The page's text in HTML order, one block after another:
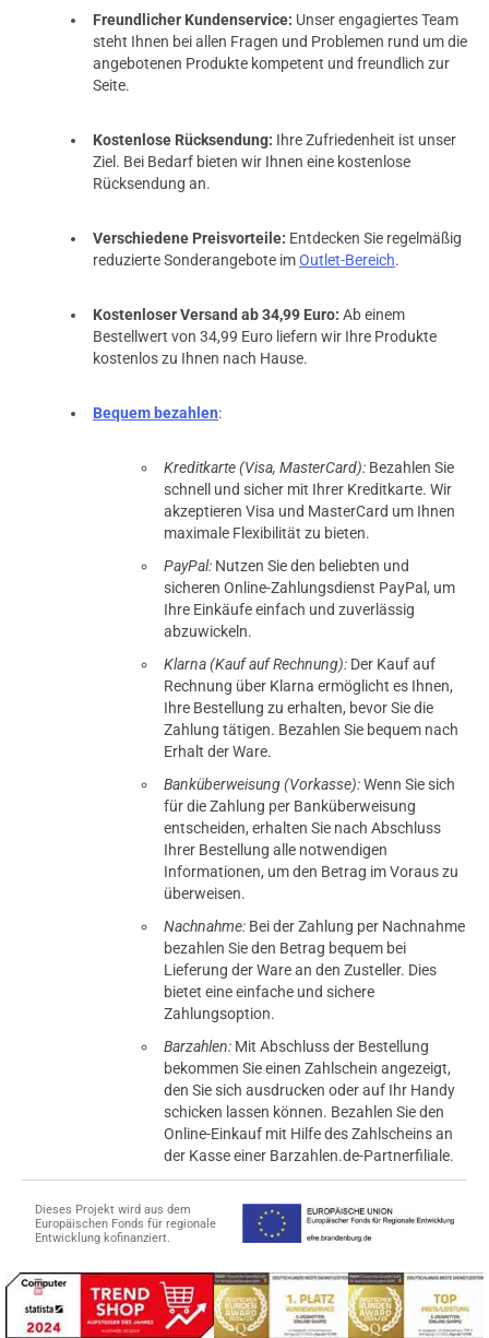
verifizierter Onlinekauf.
Die Bewertung erfolgte ohne Abgabe eines Kommentars
28.04.2025 — via Trustedshops.de
Jörg S.
Die Bewertung erfolgte ohne Abgabe eines Kommentars
10.04.2025 — viaTrustedshops.de
Martin B.
Die Bewertung erfolgte ohne Abgabe eines Kommentars
27.03.2025 — viaTrustedshops.de
verifizierter Onlinekauf.
08.03.2025 — viaTrustedshops.de
Sehr gute Qualität.
03.02.2025 — viaTrustedshops.de
verifizierter Onlinekauf.
Die Bewertung erfolgte ohne Abgabe eines Kommentars
08.01.2025 — via Trustedshops.de
verifizierter Onlinekauf.
Gute Qualität bei moderatem Preis.
06.01.2025 — viaTrustedshops.de
Annett G.
verifizierter Onlinekauf.
Freundlicher Kundenservice: Unser engagiertes Team
steht Ihnen bei allen Fragen und Problemen rund um die
angebotenen Produkte kompetent und freundlich zur
Seite.
Kostenlose Rücksendung: Ihre Zufriedenheit ist unser
Ziel. Bei Bedarf bieten wir Ihnen eine kostenlose
Rücksendung an.
Verschiedene Preisvorteile: Entdecken Sie regelmäßig
reduzierte Sonderangebote imOutlet-Bereich.
Kostenloser Versand ab 34,99 Euro: Ab einem
Bestellwert von 34,99 Euro liefern wir Ihre Produkte
kostenlos zu Ihnen nach Hause.
Bequem bezahlen:
Kreditkarte (Visa, MasterCard): Bezahlen Sie
schnell und sicher mit Ihrer Kreditkarte. Wir
akzeptieren Visa und MasterCard um Ihnen
maximale Flexibilität zu bieten.
PayPal: Nutzen Sie den beliebten und
sicheren Online-Zahlungsdienst PayPal, um
Ihre Einkäufe einfach und zuverlässig
abzuwickeln.
Klarna (Kauf auf Rechnung): Der Kauf auf
Rechnung über Klarna ermöglicht es Ihnen,
Ihre Bestellung zu erhalten, bevor Sie die
Zahlung tätigen. Bezahlen Sie bequem nach
Erhalt der Ware.
Banküberweisung (Vorkasse):Wenn Sie sich
für die Zahlung per Banküberweisung
entscheiden, erhalten Sie nach Abschluss
Ihrer Bestellung alle notwendigen
Informationen, um den Betrag im Voraus zu
überweisen.
Nachnahme: Bei der Zahlung per Nachnahme
bezahlen Sie den Betrag bequem bei
Lieferung der Ware an den Zusteller. Dies
bietet eine einfache und sichere
Zahlungsoption.
Barzahlen: Mit Abschluss der Bestellung
bekommen Sie einen Zahlschein angezeigt,
den Sie sich ausdrucken oder auf Ihr Handy
schicken lassen können. Bezahlen Sie den
Online-Einkauf mit Hilfe des Zahlscheins an
der Kasse einer Barzahlen.de-Partnerfiliale.
Dieses Projekt wird aus dem
Europäischen Fonds für regionale
Entwicklung kofinanziert.